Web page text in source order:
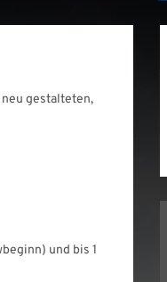
gestalteten,
und bis 1